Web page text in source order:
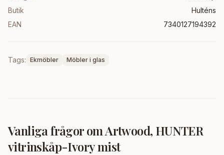
Butik
Hulténs
EAN
7340127194392
Tags: Ekmöbler Möbler i glas
Vanliga frågor omArtwood, HUNTER
vitrinskåp-Ivory mist